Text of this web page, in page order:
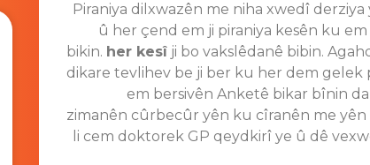
Piraniya dilxwazên me niha xwedî
û her çend em ji piraniya kesên ku
bikin. her kesî ji bo vakslêdanê bibin.
dikare tevlihev be ji ber ku her dem gelek
em bersivên Anketê bikar bînin
zimanên cûrbecûr yên ku cîranên me
li cem doktorek GP qeydkirî ye û dê